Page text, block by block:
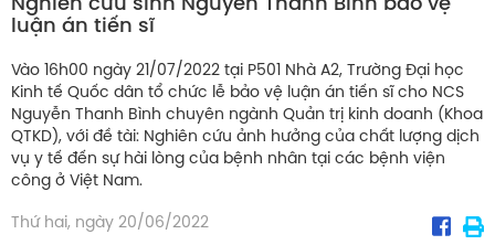
Nghiên cứu sinh Nguyễn Thanh Bình bảo vệ
luận án tiến sĩ
Vào 16h00 ngày 21/07/2022 tại P501 Nhà A2, Trường Đại học
Kinh tế Quốc dân tổ chức lễ bảo vệ luận án tiến sĩ cho NCS
Nguyễn Thanh Bình chuyên ngành Quản trị kinh doanh (Khoa
QTKD), với đề tài: Nghiên cứu ảnh hưởng của chất lượng dịch
vụ y tế đến sự hài lòng của bệnh nhân tại các bệnh viện
công ở Việt Nam.
Thứ hai, ngày 20/06/2022